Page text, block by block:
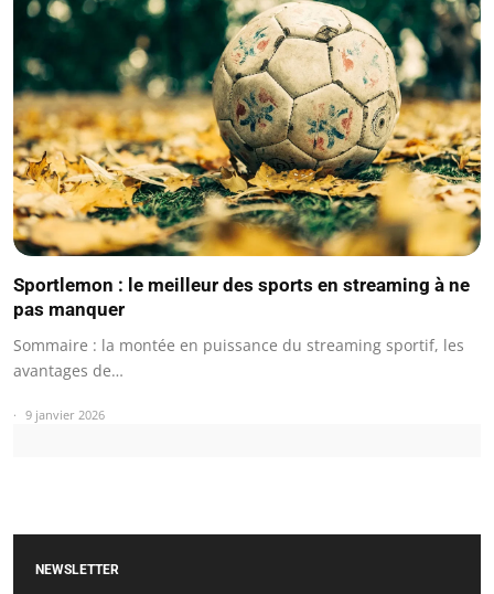
Sportlemon : le meilleur des sports en streaming à ne
pas manquer
Sommaire : la montée en puissance du streaming sportif, les
avantages de…
9 janvier 2026
NEWSLETTER